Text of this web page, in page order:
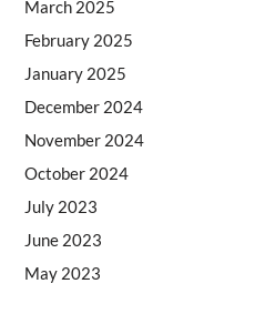
March 2025
February 2025
January 2025
December 2024
November 2024
October 2024
July 2023
June 2023
May 2023